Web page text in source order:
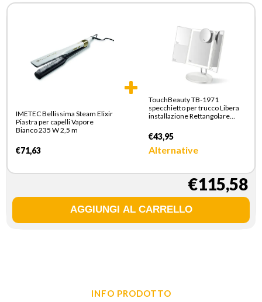
IMETEC Bellissima Steam Elixir
Piastra per capelli Vapore
Bianco 235 W 2,5 m
€71,63
TouchBeauty TB-1971
specchietto per trucco Libera
installazione Rettangolare
€43,95
Alternative
€115,58
INFO PRODOTTO